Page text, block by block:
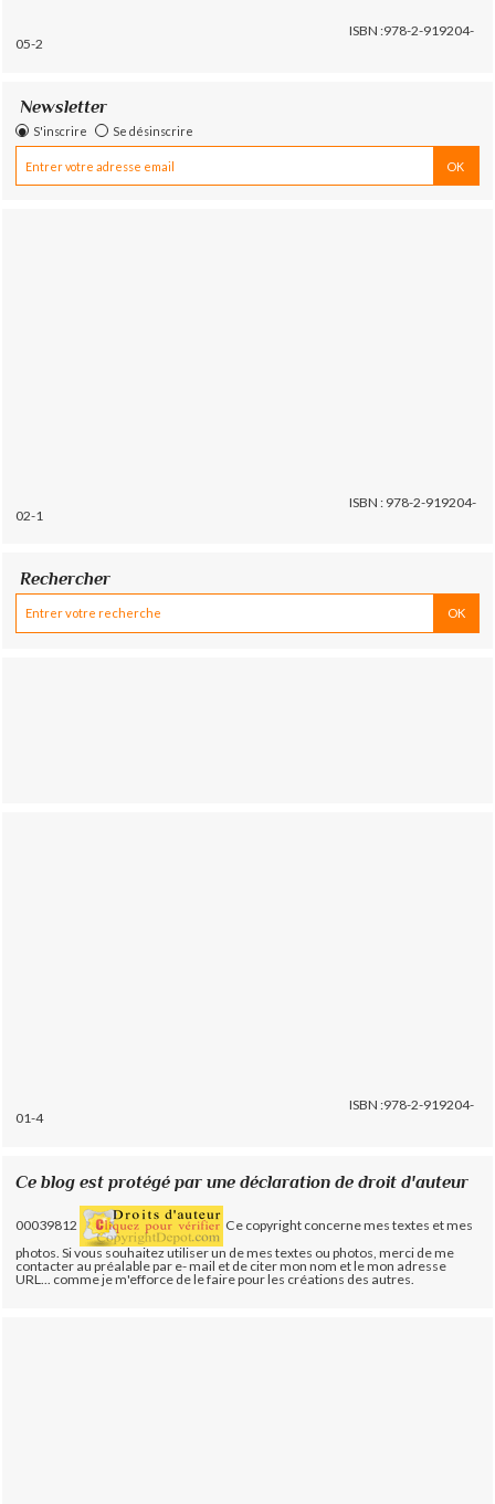
ISBN :978-2-919204-
05-2
Newsletter
S'inscrire Se désinscrire
ISBN : 978-2-919204-
02-1
Rechercher
ISBN :978-2-919204-
01-4
Ce blog est protégé par une déclaration de droit d'auteur
00039812
Ce copyright concerne mes textes et mes
photos. Si vous souhaitez utiliser un de mes textes ou photos, merci de me
contacter au préalable par e- mail et de citer mon nom et le mon adresse
URL... comme je m'efforce de le faire pour les créations des autres.